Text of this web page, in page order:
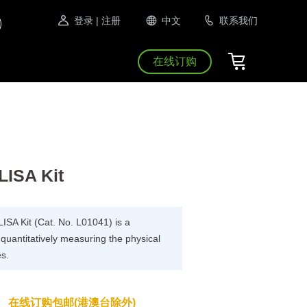
登录 | 注册 中文 联系我们
在线订购
Kit
Kit (Cat. No. L01041) is a
measuring the physical
在线订购包邮(港澳台除外)